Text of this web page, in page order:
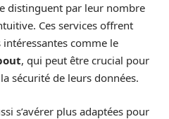
distinguent par leur nombre
Ces services offrent
comme le
, qui peut être crucial pour
sécurité de leurs données.
s’avérer plus adaptées pour